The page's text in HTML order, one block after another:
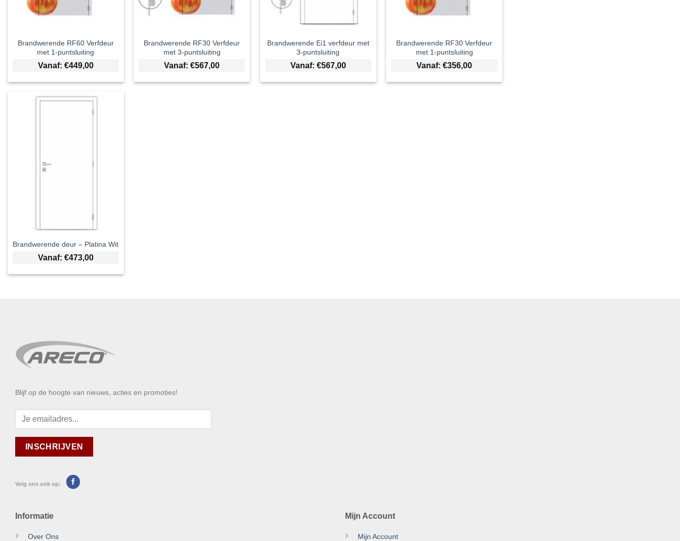
Brandwerende RF60 Verfdeur
met 1-puntsluiting
Vanaf: €449,00
Brandwerende RF30 Verfdeur
met 3-puntsluiting
Vanaf:€567,00
Brandwerende Ei1 verfdeur met
3-puntsluiting
Vanaf: €567,00
Brandwerende RF30 Verfdeur
met 1-puntsluiting
Vanaf:€356,00
Brandwerende deur – Platina Wit
Vanaf: €473,00
Blijf op de hoogte van nieuws, acties en promoties!
Volg ons ook op:
Informatie
Over Ons
Mijn Account
Mijn Account